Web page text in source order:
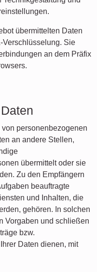
übermittelten Daten
Verschlüsselung. Sie
an dem Präfix
von personenbezogenen
an andere Stellen,
übermittelt oder sie
Zu den Empfängern
beauftragte
und Inhalten, die
gehören. In solchen
Vorgaben und schließen
bzw.
Daten dienen, mit